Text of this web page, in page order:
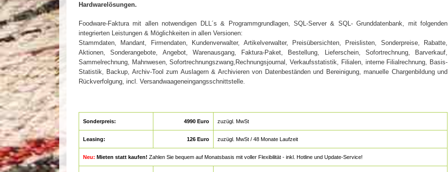
Hardwarelösungen.
Foodware-Faktura mit allen notwendigen DLL´s & Programmgrundlagen, SQL-Server & SQL- Grunddatenbank, mit folgenden
integrierten Leistungen & Möglichkeiten in allen Versionen:
Stammdaten, Mandant, Firmendaten, Kundenverwalter, Artikelverwalter, Preisübersichten, Preislisten, Sonderpreise, Rabatte,
Aktionen, Sonderangebote, Angebot, Warenausgang, Faktura-Paket, Bestellung, Lieferschein, Sofortrechnung, Barverkauf,
Sammelrechnung, Mahnwesen, Sofortrechnungszwang,Rechnungsjournal, Verkaufsstatistik, Filialen, interne Filialrechnung, Basis-
Statistik, Backup, Archiv-Tool zum Auslagern & Archivieren von Datenbeständen und Bereinigung, manuelle Chargenbildung und
Rückverfolgung, incl. Versandwaageneingangsschnittstelle.
Sonderpreis: 4990 Euro zuzügl. MwSt
Leasing: 126 Euro zuzügl. MwSt / 48 Monate Laufzeit
Neu: Mieten statt kaufen! Zahlen Sie bequem auf Monatsbasis mit voller Flexibilität - inkl. Hotline und Update-Service!